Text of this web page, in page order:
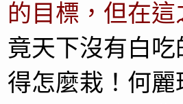
的目標，但在
竟天下沒有白
得怎麼栽！何